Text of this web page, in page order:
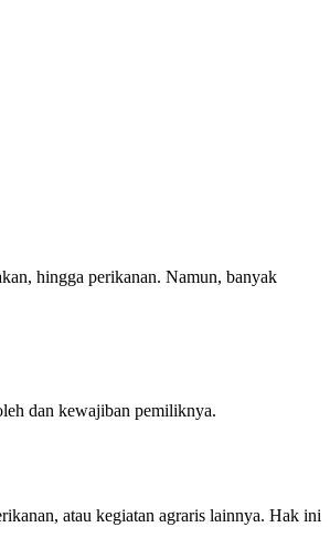
hingga perikanan. Namun, banyak
dan kewajiban pemiliknya.
atau kegiatan agraris lainnya. Hak ini